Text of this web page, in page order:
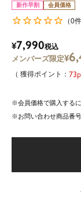
新作早割 会員価格
（0件
¥7,990税込
¥
73
会員価格で購入する
商品番号